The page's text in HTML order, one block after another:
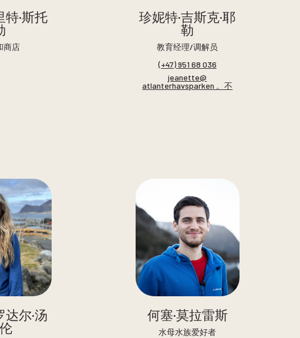
特·斯托
商店
珍妮特·吉斯克·耶
勒
教育经理/调解员
(+47) 951 68 036
jeanette@
atlanterhavsparken 。不
达尔·汤
何塞·莫拉雷斯
水母水族爱好者